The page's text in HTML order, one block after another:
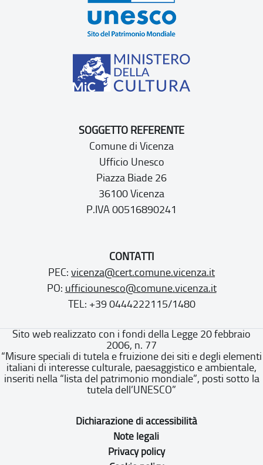
SOGGETTO REFERENTE
Comune di Vicenza
Ufficio Unesco
Piazza Biade 26
36100 Vicenza
P.IVA 00516890241
CONTATTI
PEC: vicenza@cert.comune.vicenza.it
PO: ufficiounesco@comune.vicenza.it
TEL: +39 0444222115/1480
Sito web realizzato con i fondi della Legge 20 febbraio
2006, n. 77
“Misure speciali di tutela e fruizione dei siti e degli elementi
italiani di interesse culturale, paesaggistico e ambientale,
inseriti nella “lista del patrimonio mondiale”, posti sotto la
tutela dell’UNESCO”
Dichiarazione di accessibilità
Note legali
Privacy policy